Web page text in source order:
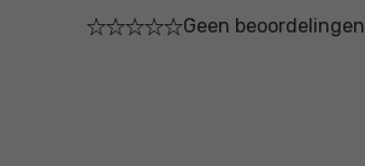
Geen beoordelingen